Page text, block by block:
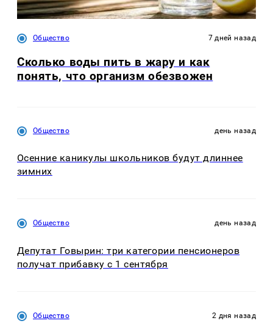
Общество 7 дней назад
Сколько воды пить в жару и как
понять, что организм обезвожен
Общество день назад
Осенние каникулы школьников будут длиннее
зимних
Общество день назад
Депутат Говырин: три категории пенсионеров
получат прибавку с 1 сентября
Общество 2 дня назад